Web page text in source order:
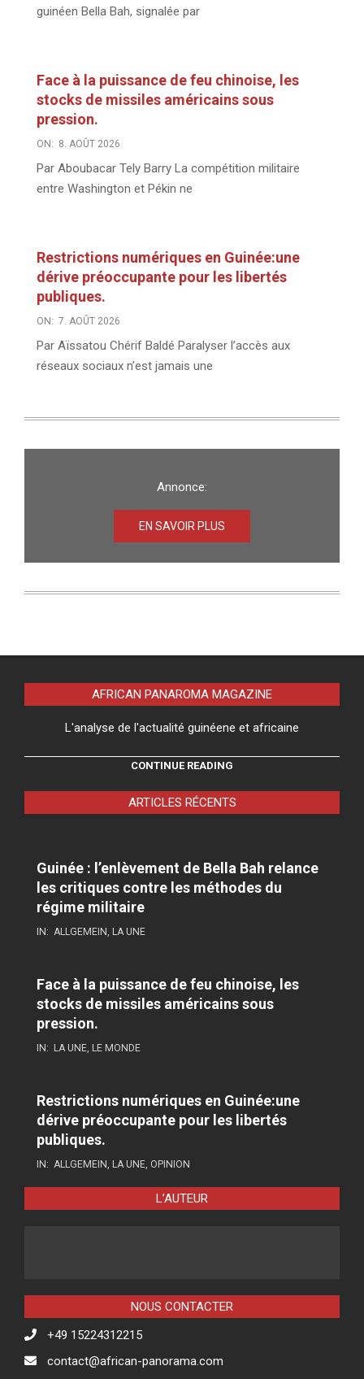
guinéen Bella Bah, signalée par
Face à la puissance de feu chinoise, les
stocks de missiles américains sous
pression.
ON: 8. AOÛT 2026
Par Aboubacar Tely Barry La compétition militaire
entre Washington et Pékin ne
Restrictions numériques en Guinée:une
dérive préoccupante pour les libertés
publiques.
ON: 7. AOÛT 2026
Par Aïssatou Chérif Baldé Paralyser l’accès aux
réseaux sociaux n’est jamais une
Annonce:
EN SAVOIR PLUS
AFRICAN PANAROMA MAGAZINE
L'analyse de l'actualité guinéene et africaine
CONTINUE READING
ARTICLES RÉCENTS
Guinée : l’enlèvement de Bella Bah relance
les critiques contre les méthodes du
régime militaire
IN: ALLGEMEIN, LA UNE
Face à la puissance de feu chinoise, les
stocks de missiles américains sous
pression.
IN: LA UNE, LE MONDE
Restrictions numériques en Guinée:une
dérive préoccupante pour les libertés
publiques.
IN: ALLGEMEIN, LA UNE, OPINION
L’AUTEUR
NOUS CONTACTER
+49 15224312215
contact@african-panorama.com